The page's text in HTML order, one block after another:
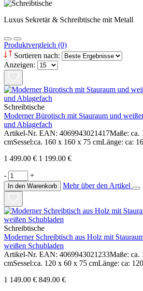
Luxus Sekretär & Schreibtische mit Metall
Produktvergleich (0)
Sortieren nach:
Anzeigen:
Schreibtische
Moderner Bürotisch mit Stauraum und
und Ablagefach
Artikel-Nr. EAN: 4069943021417Maße: ca.
cmSessel:ca. 160 x 160 x 75 cmLänge: ca:
1 499.00 € 1 199.00 €
- +
In den Warenkorb Mehr über den Artikel
Schreibtische
Moderner Schreibtisch aus Holz mit
weißen Schubladen
Artikel-Nr. EAN: 4069943021233Maße: ca.
cmSessel:ca. 120 x 60 x 75 cmLänge: ca:
1 149.00 € 849.00 €